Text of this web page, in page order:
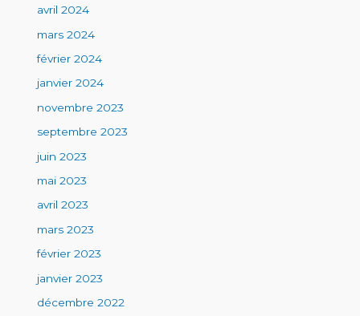
avril 2024
mars 2024
février 2024
janvier 2024
novembre 2023
septembre 2023
juin 2023
mai 2023
avril 2023
mars 2023
février 2023
janvier 2023
décembre 2022